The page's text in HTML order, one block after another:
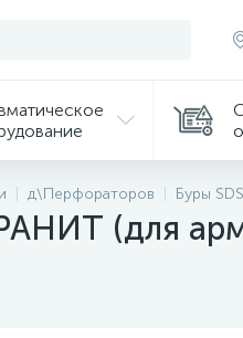
д\Перфораторов Буры
(для